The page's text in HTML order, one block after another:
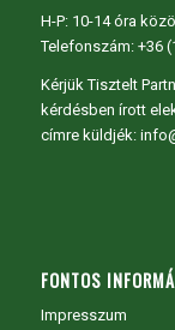
H-P: 10-14 óra
Telefonszám: +36
Kérjük Tisztelt
kérdésben írott
címre küldjék:
FONTOS
Impresszum